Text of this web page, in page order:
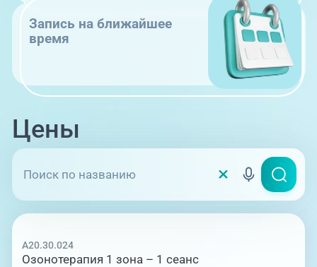
Запись на ближайшее
время
Цены
A20.30.024
Озонотерапия 1 зона – 1 сеанс